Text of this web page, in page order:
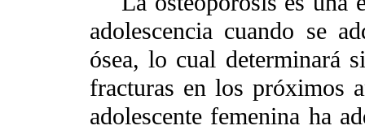
adolescencia cuando se
ósea, lo cual determinará
fracturas en los próximos
adolescente femenina ha